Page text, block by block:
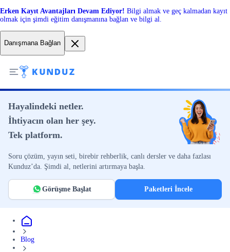
Erken Kayıt Avantajları Devam Ediyor! Bilgi almak ve geç kalmadan kayıt
olmak için şimdi eğitim danışmanına bağlan ve bilgi al.
Danışmana Bağlan
Hayalindeki netler.
İhtiyacın olan her şey.
Tek platform.
Soru çözüm, yayın seti, birebir rehberlik, canlı dersler ve daha fazlası
Kunduz’da. Şimdi al, netlerini artırmaya başla.
Görüşme Başlat Paketleri İncele
Blog